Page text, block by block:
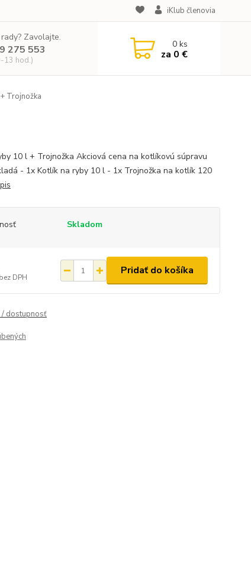
iKlub členovia
Zavolajte.
275 553
13 hod.)
0ks
za 0 €
Trojnožka
10 l + Trojnožka Akciová cena na kotlíkovú súpravu
- 1x Kotlík na ryby 10 l - 1x Trojnožka na kotlík 120
Skladom
bez DPH
Pridať do košíka
/ dostupnosť